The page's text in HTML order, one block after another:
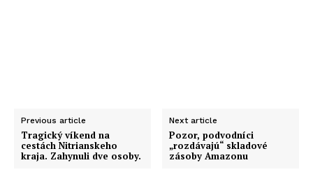
Previous article
Tragický víkend na
cestách Nitrianskeho
kraja. Zahynuli dve osoby.
Next article
Pozor, podvodníci
„rozdávajú“ skladové
zásoby Amazonu